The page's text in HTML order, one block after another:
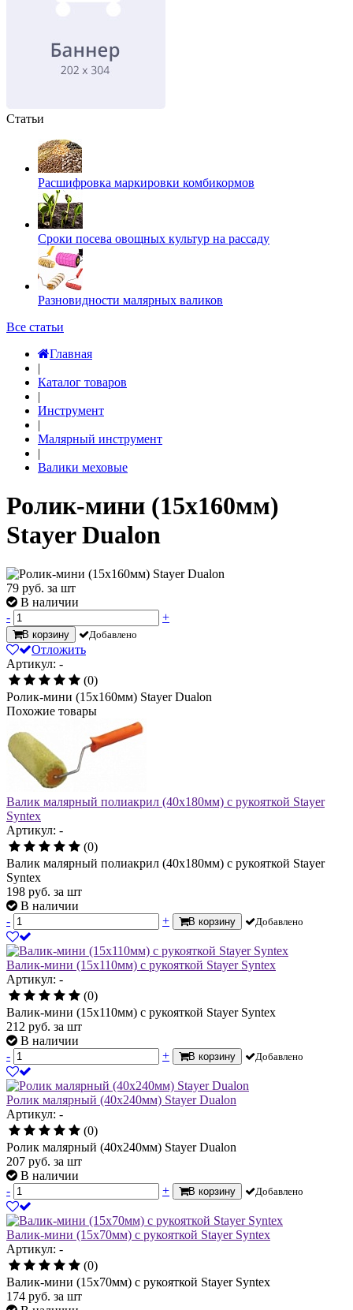
Статьи
Расшифровка маркировки комбикормов
Сроки посева овощных культур на рассаду
Разновидности малярных валиков
Все статьи
Главная
|
Каталог товаров
|
Инструмент
|
Малярный инструмент
|
Валики меховые
Ролик-мини (15х160мм)
Stayer Dualon
79 руб. за шт
В наличии
-
+
В корзину Добавлено
Отложить
Артикул: -
(0)
Ролик-мини (15х160мм) Stayer Dualon
Похожие товары
Валик малярный полиакрил (40х180мм) с рукояткой Stayer
Syntex
Артикул: -
(0)
Валик малярный полиакрил (40х180мм) с рукояткой Stayer
Syntex
198 руб. за шт
В наличии
-
+ В корзину Добавлено
Валик-мини (15х110мм) с рукояткой Stayer Syntex
Артикул: -
(0)
Валик-мини (15х110мм) с рукояткой Stayer Syntex
212 руб. за шт
В наличии
-
+ В корзину Добавлено
Ролик малярный (40х240мм) Stayer Dualon
Артикул: -
(0)
Ролик малярный (40х240мм) Stayer Dualon
207 руб. за шт
В наличии
-
+ В корзину Добавлено
Валик-мини (15х70мм) с рукояткой Stayer Syntex
Артикул: -
(0)
Валик-мини (15х70мм) с рукояткой Stayer Syntex
174 руб. за шт